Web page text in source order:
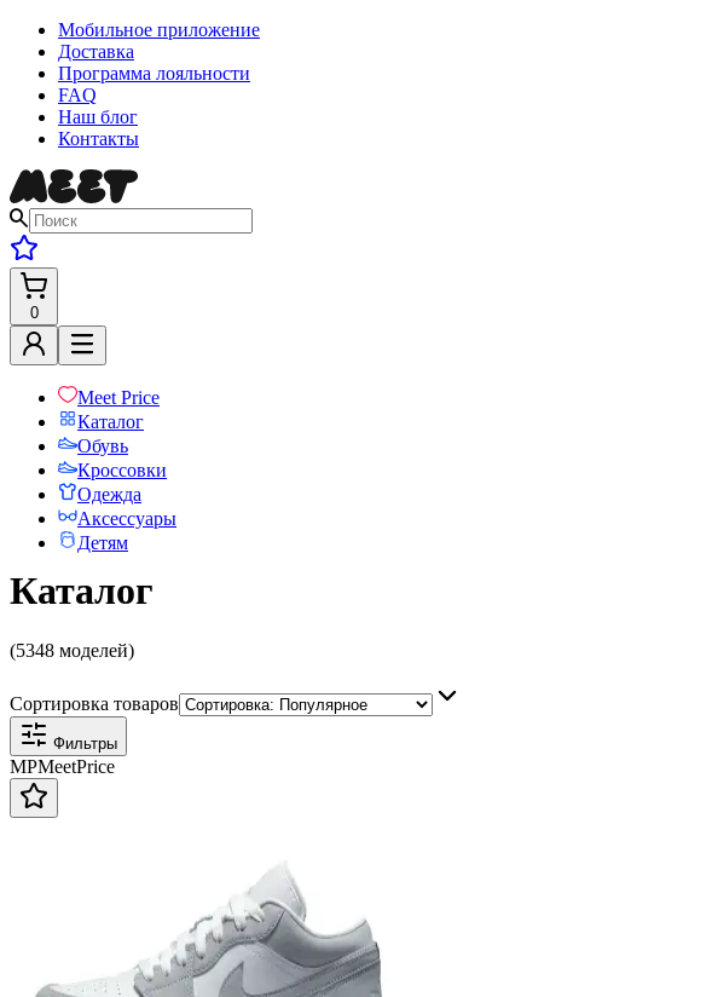
Мобильное приложение
Доставка
Программа лояльности
FAQ
Наш блог
Контакты
0
Meet Price
Каталог
Обувь
Кроссовки
Одежда
Аксессуары
Детям
Каталог
(5348 моделей)
Сортировка товаров
Фильтры
MPMeetPrice